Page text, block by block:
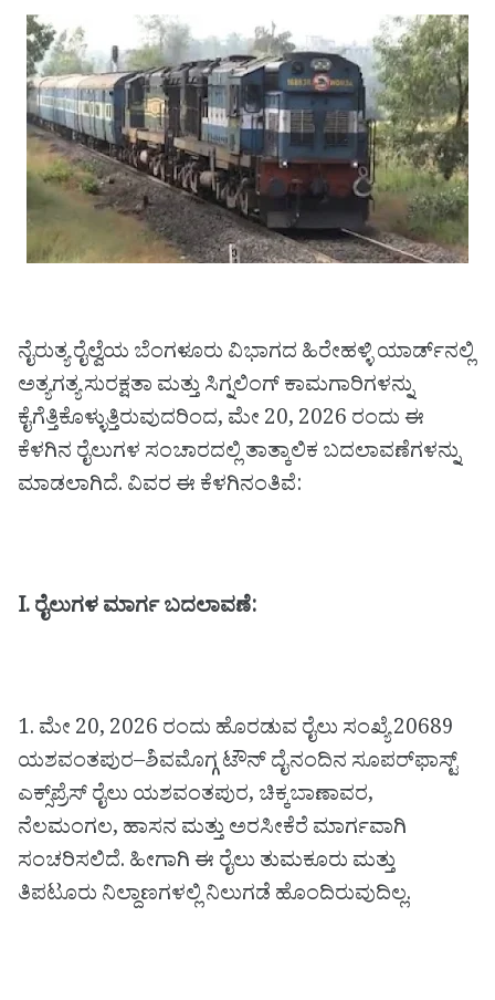
ನೈರುತ್ಯ ರೈಲ್ವೆಯ ಬೆಂಗಳೂರು ವಿಭಾಗದ ಹಿರೇಹಳ್ಳಿ ಯಾರ್ಡ್‌ನಲ್ಲಿ
ಅತ್ಯಗತ್ಯ ಸುರಕ್ಷತಾ ಮತ್ತು ಸಿಗ್ನಲಿಂಗ್ ಕಾಮಗಾರಿಗಳನ್ನು
ಕೈಗೆತ್ತಿಕೊಳ್ಳುತ್ತಿರುವುದರಿಂದ, ಮೇ 20, 2026 ರಂದು ಈ
ಕೆಳಗಿನ ರೈಲುಗಳ ಸಂಚಾರದಲ್ಲಿ ತಾತ್ಕಾಲಿಕ ಬದಲಾವಣೆಗಳನ್ನು
ಮಾಡಲಾಗಿದೆ. ವಿವರ ಈ ಕೆಳಗಿನಂತಿವೆ:
I. ರೈಲುಗಳ ಮಾರ್ಗ ಬದಲಾವಣೆ:
1. ಮೇ 20, 2026 ರಂದು ಹೊರಡುವ ರೈಲು ಸಂಖ್ಯೆ 20689
ಯಶವಂತಪುರ–ಶಿವಮೊಗ್ಗ ಟೌನ್ ದೈನಂದಿನ ಸೂಪರ್‌ಫಾಸ್ಟ್
ಎಕ್ಸ್‌ಪ್ರೆಸ್ ರೈಲು ಯಶವಂತಪುರ, ಚಿಕ್ಕಬಾಣಾವರ,
ನೆಲಮಂಗಲ, ಹಾಸನ ಮತ್ತು ಅರಸೀಕೆರೆ ಮಾರ್ಗವಾಗಿ
ಸಂಚರಿಸಲಿದೆ. ಹೀಗಾಗಿ ಈ ರೈಲು ತುಮಕೂರು ಮತ್ತು
ತಿಪಟೂರು ನಿಲ್ದಾಣಗಳಲ್ಲಿ ನಿಲುಗಡೆ ಹೊಂದಿರುವುದಿಲ್ಲ.